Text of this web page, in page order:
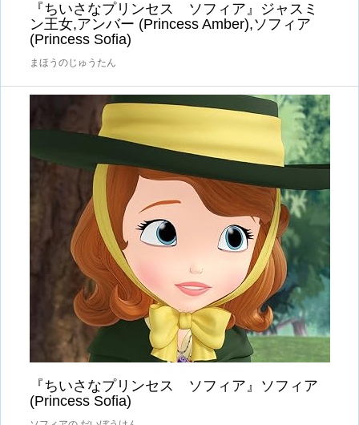
『ちいさなプリンセス ソフィア』ジャスミ
ン王女,アンバー (Princess Amber),ソフィア
(Princess Sofia)
まほうのじゅうたん
『ちいさなプリンセス ソフィア』ソフィア
(Princess Sofia)